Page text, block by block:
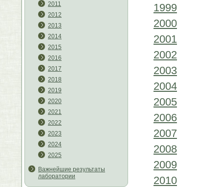
2011
2012
2013
2014
2015
2016
2017
2018
2019
2020
2021
2022
2023
2024
2025
Важнейшие результаты
лаборатории
1999
2000
2001
2002
2003
2004
2005
2006
2007
2008
2009
2010